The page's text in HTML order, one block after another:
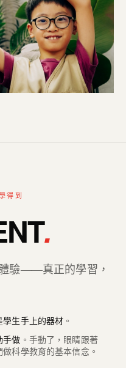
到
.
驗——真正的學習，
學生手上的器材 。
手做 。手動了，眼睛跟著
科學教育的基本信念。